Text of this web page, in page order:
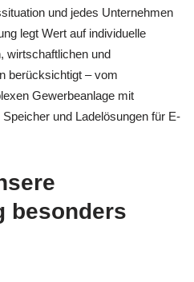
und jedes Unternehmen
legt Wert auf individuelle
wirtschaftlichen und
berücksichtigt – vom
Gewerbeanlage mit
und Ladelösungen für E-
besonders